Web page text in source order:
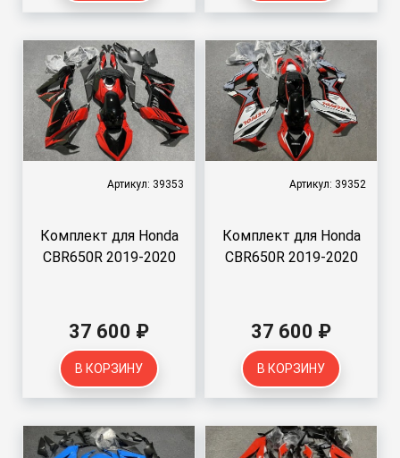
Артикул: 39353
Комплект для Honda
CBR650R 2019-2020
37 600 ₽
В КОРЗИНУ
Артикул: 39352
Комплект для Honda
CBR650R 2019-2020
37 600 ₽
В КОРЗИНУ